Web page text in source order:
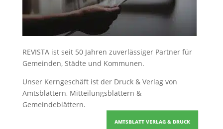
REVISTA ist seit 50 Jahren zuverlässiger Partner für
Gemeinden, Städte und Kommunen.
Unser Kerngeschäft ist der Druck & Verlag von
Amtsblättern, Mitteilungsblättern &
Gemeindeblättern.
AMTSBLATT VERLAG & DRUCK